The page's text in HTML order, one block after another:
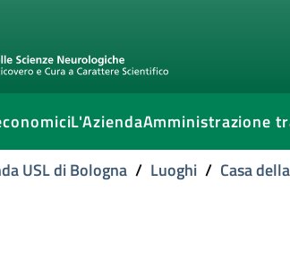
L'AziendaAmministrazione
USL di Bologna / Luoghi / Casa